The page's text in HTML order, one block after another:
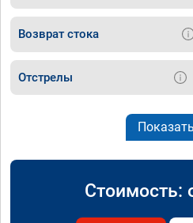
Возврат стока
Отстрелы
Стоимость: